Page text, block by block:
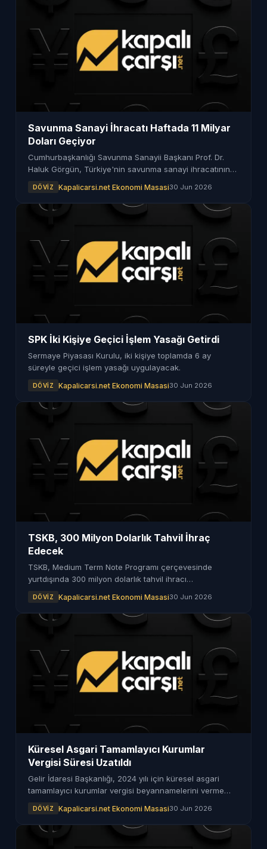
Savunma Sanayi İhracatı Haftada 11 Milyar
Doları Geçiyor
Cumhurbaşkanlığı Savunma Sanayii Başkanı Prof. Dr.
Haluk Görgün, Türkiye'nin savunma sanayi ihracatının
haftada gerçekleştirildiğini duyurdu.
DÖVIZ Kapalicarsi.net Ekonomi Masasi30 Jun 2026
SPK İki Kişiye Geçici İşlem Yasağı Getirdi
Sermaye Piyasası Kurulu, iki kişiye toplamda 6 ay
süreyle geçici işlem yasağı uygulayacak.
DÖVIZ Kapalicarsi.net Ekonomi Masasi30 Jun 2026
TSKB, 300 Milyon Dolarlık Tahvil İhraç
Edecek
TSKB, Medium Term Note Programı çerçevesinde
yurtdışında 300 milyon dolarlık tahvil ihracı
yatırımcılara ulaşmayı hedefliyor.
DÖVIZ Kapalicarsi.net Ekonomi Masasi30 Jun 2026
Küresel Asgari Tamamlayıcı Kurumlar
Vergisi Süresi Uzatıldı
Gelir İdaresi Başkanlığı, 2024 yılı için küresel asgari
tamamlayıcı kurumlar vergisi beyannamelerini verme
DÖVIZ Kapalicarsi.net Ekonomi Masasi30 Jun 2026